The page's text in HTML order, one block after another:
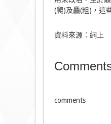
(爬)及麤(粗)，這
資料來源：網上
comments